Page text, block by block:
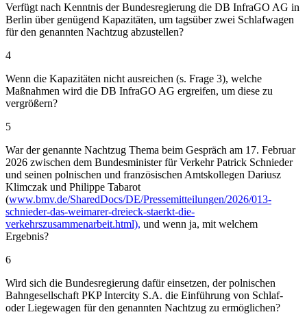
Verfügt nach Kenntnis der Bundesregierung die DB InfraGO AG in
Berlin über genügend Kapazitäten, um tagsüber zwei Schlafwagen
für den genannten Nachtzug abzustellen?
4
Wenn die Kapazitäten nicht ausreichen (s. Frage 3), welche
Maßnahmen wird die DB InfraGO AG ergreifen, um diese zu
vergrößern?
5
War der genannte Nachtzug Thema beim Gespräch am 17. Februar
2026 zwischen dem Bundesminister für Verkehr Patrick Schnieder
und seinen polnischen und französischen Amtskollegen Dariusz
Klimczak und Philippe Tabarot
(www.bmv.de/SharedDocs/DE/Pressemitteilungen/2026/013-
schnieder-das-weimarer-dreieck-staerkt-die-
verkehrszusammenarbeit.html), und wenn ja, mit welchem
Ergebnis?
6
Wird sich die Bundesregierung dafür einsetzen, der polnischen
Bahngesellschaft PKP Intercity S.A. die Einführung von Schlaf-
oder Liegewagen für den genannten Nachtzug zu ermöglichen?